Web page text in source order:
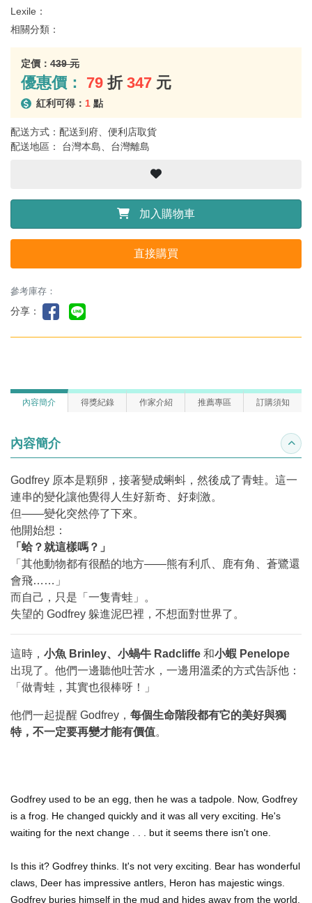
Lexile：
相關分類：
定價： 439 元
優惠價： 79 折 347 元
紅利可得： 1 點
配送方式：配送到府、便利店取貨
配送地區： 台灣本島、台灣離島
加入購物車
直接購買
參考庫存：
分享：
內容簡介 得獎紀錄 作家介紹 推薦專區 訂購須知
內容簡介 收合
Godfrey 原本是顆卵，接著變成蝌蚪，然後成了青蛙。這一
連串的變化讓他覺得人生好新奇、好刺激。
但——變化突然停了下來。
他開始想：
「蛤？就這樣嗎？」
「其他動物都有很酷的地方——熊有利爪、鹿有角、蒼鷺還
會飛……」
而自己，只是「一隻青蛙」。
失望的 Godfrey 躲進泥巴裡，不想面對世界了。
這時， 小魚 Brinley、小蝸牛 Radcliffe 和小蝦 Penelope
出現了。他們一邊聽他吐苦水，一邊用溫柔的方式告訴他：
「做青蛙，其實也很棒呀！」
他們一起提醒 Godfrey， 每個生命階段都有它的美好與獨
特，不一定要再變才能有價值。
Godfrey used to be an egg, then he was a tadpole. Now, Godfrey
is a frog. He changed quickly and it was all very exciting. He's
waiting for the next change . . . but it seems there isn't one.
Is this it? Godfrey thinks. It's not very exciting. Bear has wonderful
claws, Deer has impressive antlers, Heron has majestic wings.
Godfrey buries himself in the mud and hides away from the world.